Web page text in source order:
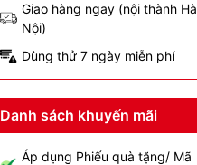
Giao hàng ngay (nội thành Hà
Nội)
Dùng thử 7 ngày miễn phí
Danh sách khuyến mãi
Áp dụng Phiếu quà tặng/ Mã